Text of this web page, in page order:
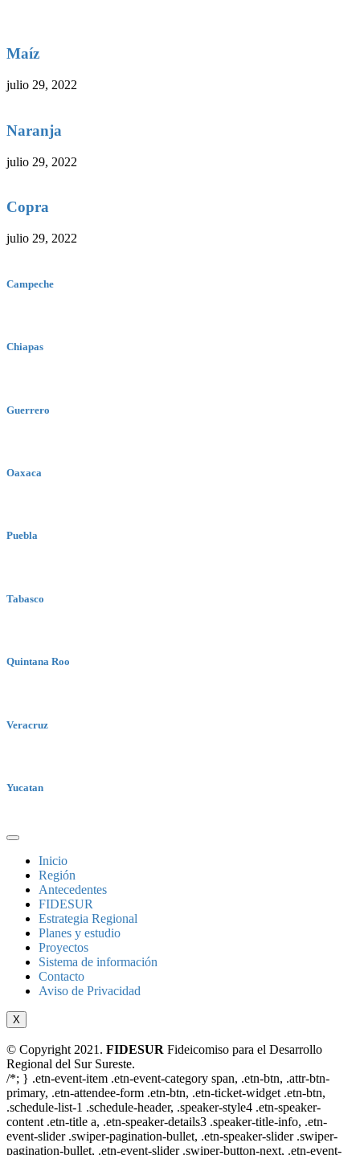
Maíz
julio 29, 2022
Naranja
julio 29, 2022
Copra
julio 29, 2022
Campeche
Chiapas
Guerrero
Oaxaca
Puebla
Tabasco
Quintana Roo
Veracruz
Yucatan
Inicio
Región
Antecedentes
FIDESUR
Estrategia Regional
Planes y estudio
Proyectos
Sistema de información
Contacto
Aviso de Privacidad
X
© Copyright 2021. FIDESUR Fideicomiso para el Desarrollo
Regional del Sur Sureste.
/*; } .etn-event-item .etn-event-category span, .etn-btn, .attr-btn-
primary, .etn-attendee-form .etn-btn, .etn-ticket-widget .etn-btn,
.schedule-list-1 .schedule-header, .speaker-style4 .etn-speaker-
content .etn-title a, .etn-speaker-details3 .speaker-title-info, .etn-
event-slider .swiper-pagination-bullet, .etn-speaker-slider .swiper-
pagination-bullet, .etn-event-slider .swiper-button-next, .etn-event-